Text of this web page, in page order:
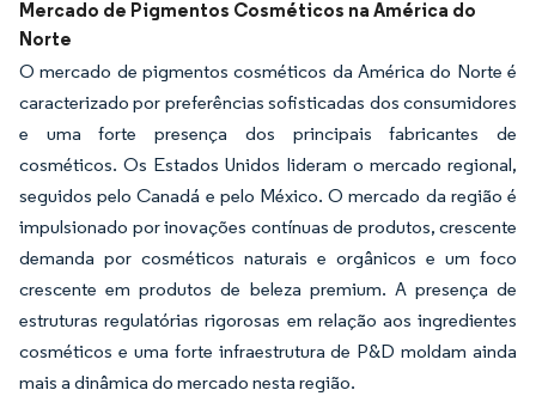
Mercado de Pigmentos Cosméticos na América do
Norte
O mercado de pigmentos cosméticos da América do Norte é
caracterizado por preferências sofisticadas dos consumidores
e uma forte presença dos principais fabricantes de
cosméticos. Os Estados Unidos lideram o mercado regional,
seguidos pelo Canadá e pelo México. O mercado da região é
impulsionado por inovações contínuas de produtos, crescente
demanda por cosméticos naturais e orgânicos e um foco
crescente em produtos de beleza premium. A presença de
estruturas regulatórias rigorosas em relação aos ingredientes
cosméticos e uma forte infraestrutura de P&D moldam ainda
mais a dinâmica do mercado nesta região.